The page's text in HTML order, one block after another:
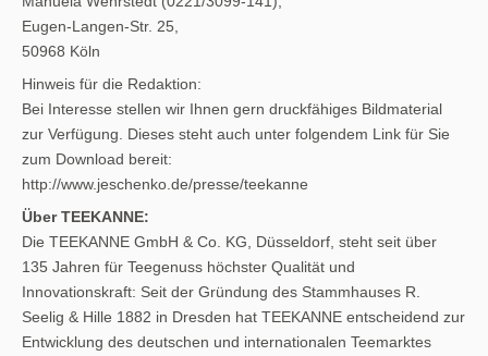
Eugen-Langen-Str. 25,
50968 Köln
Hinweis für die Redaktion:
Bei Interesse stellen wir Ihnen gern druckfähiges Bildmaterial
zur Verfügung. Dieses steht auch unter folgendem Link für Sie
zum Download bereit:
http://www.jeschenko.de/presse/teekanne
Über TEEKANNE:
Die TEEKANNE GmbH & Co. KG, Düsseldorf, steht seit über
135 Jahren für Teegenuss höchster Qualität und
Innovationskraft: Seit der Gründung des Stammhauses R.
Seelig & Hille 1882 in Dresden hat TEEKANNE entscheidend zur
Entwicklung des deutschen und internationalen Teemarktes